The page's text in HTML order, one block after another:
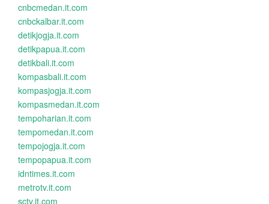
cnbcmedan.it.com
cnbckalbar.it.com
detikjogja.it.com
detikpapua.it.com
detikbali.it.com
kompasbali.it.com
kompasjogja.it.com
kompasmedan.it.com
tempoharian.it.com
tempomedan.it.com
tempojogja.it.com
tempopapua.it.com
idntimes.it.com
metrotv.it.com
sctv.it.com